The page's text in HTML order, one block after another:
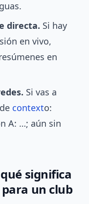
directa. Si hay
en vivo,
en
Si vas a
contexto:
A: …; aún sin
significa
un club